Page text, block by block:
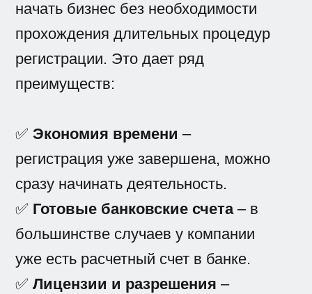
начать бизнес без необходимости
прохождения длительных процедур
регистрации. Это дает ряд
преимуществ:
✅Экономия времени –
регистрация уже завершена, можно
сразу начинать деятельность.
✅ Готовые банковские счета– в
большинстве случаев у компании
уже есть расчетный счет в банке.
✅Лицензии и разрешения –